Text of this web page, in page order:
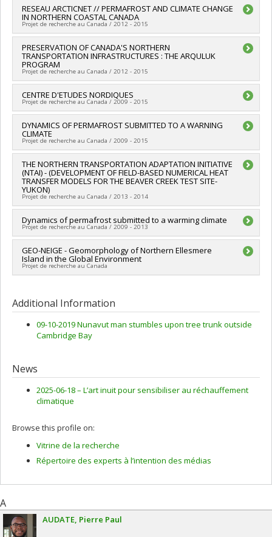
Lead researcher :Daniel Fortier
Funding sources:Transport Canada
Grant programs:
RESEAU ARCTICNET // PERMAFROST AND CLIMATE CHANGE
IN NORTHERN COASTAL CANADA
Projet de recherche au Canada / 2012 - 2015
Lead researcher : Daniel Fortier
Co-researchers : Wayne H Pollard,Michel Allard
Funding sources: Secrétariat Inter-Conseil et Réseaux des
centres d'excellence (RCE)
Grant programs:
PRESERVATION OF CANADA'S NORTHERN
TRANSPORTATION INFRASTRUCTURES : THE ARQULUK
PROGRAM
Projet de recherche au Canada / 2012 - 2015
Lead researcher : Guy Doré
Co-researchers : Daniel Fortier
Funding sources:MTQ/Ministère des Transports
Grant programs:
CENTRE D'ETUDES NORDIQUES
Projet de recherche au Canada / 2009 - 2015
Lead researcher :Daniel Fortier
Co-researchers :
Funding sources:
Grant programs:PVXXXXXX-(RS) Programme de
regroupements stratégiques
DYNAMICS OF PERMAFROST SUBMITTED TO A WARNING
CLIMATE
Projet de recherche au Canada / 2009 - 2015
Lead researcher : Daniel Fortier
Funding sources:CRSNG/Conseil de recherches en sciences
naturelles et génie du Canada (CRSNG)
Grant programs:PVX20965-(RGP) Programme de subvention à
la découverte individuelle ou de groupe
THE NORTHERN TRANSPORTATION ADAPTATION INITIATIVE
(NTAI) - (DEVELOPMENT OF FIELD-BASED NUMERICAL HEAT
TRANSFER MODELS FOR THE BEAVER CREEK TEST SITE-
YUKON)
Projet de recherche au Canada / 2013 - 2014
Lead researcher : Daniel Fortier
Funding sources: Transport Canada
Grant programs:
Dynamics of permafrost submitted to a warming climate
Projet de recherche au Canada / 2009 - 2013
Lead researcher :Daniel Fortier
GEO-NEIGE - Geomorphology of Northern Ellesmere
Island in the Global Environment
Projet de recherche au Canada
Additional Information
09-10-2019 Nunavut man stumbles upon tree trunk outside
Cambridge Bay
News
2025-06-18 – L’art inuit pour sensibiliser au réchauffement
climatique
Browse this profile on:
Vitrine de la recherche
Répertoire des experts à l’intention des médias
A
AUDATE Pierre Paul